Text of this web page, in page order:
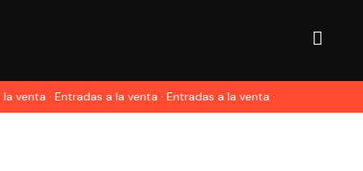
venta · Entradas a la venta · Entradas a la venta ·